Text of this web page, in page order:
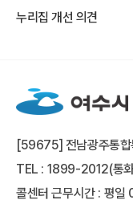
누리집 개선 의견
[59675] 전남광주통합
TEL : 1899-2012(통
콜센터 근무시간 : 평